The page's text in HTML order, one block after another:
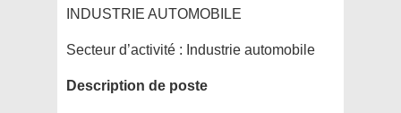
INDUSTRIE AUTOMOBILE
Secteur d’activité : Industrie automobile
Description de poste